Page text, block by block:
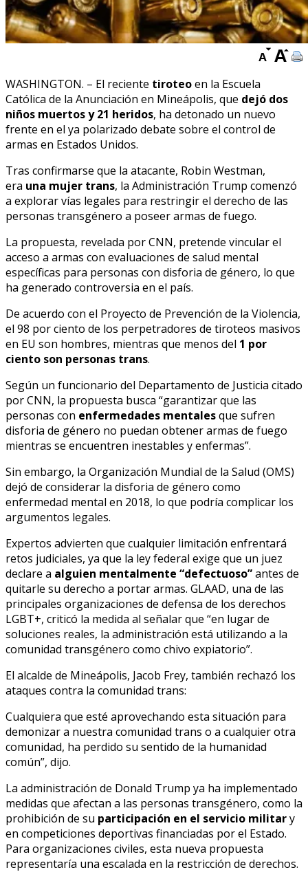
WASHINGTON. – El reciente tiroteoen la Escuela
Católica de la Anunciación en Mineápolis, que dejó dos
niños muertos y 21 heridos, ha detonado un nuevo
frente en el ya polarizado debate sobre el control de
armas en Estados Unidos.
Tras confirmarse que la atacante, Robin Westman,
era una mujer trans, la Administración Trump comenzó
a explorar vías legales para restringir el derecho de las
personas transgénero a poseer armas de fuego.
La propuesta, revelada por CNN, pretende vincular el
acceso a armas con evaluaciones de salud mental
específicas para personas con disforia de género, lo que
ha generado controversia en el país.
De acuerdo con el Proyecto de Prevención de la Violencia,
el 98 por ciento de los perpetradores de tiroteos masivos
en EU son hombres, mientras que menos del 1 por
ciento son personas trans.
Según un funcionario del Departamento de Justicia citado
por CNN, la propuesta busca “garantizar que las
personas con enfermedades mentalesque sufren
disforia de género no puedan obtener armas de fuego
mientras se encuentren inestables y enfermas”.
Sin embargo, la Organización Mundial de la Salud (OMS)
dejó de considerar la disforia de género como
enfermedad mental en 2018, lo que podría complicar los
argumentos legales.
Expertos advierten que cualquier limitación enfrentará
retos judiciales, ya que la ley federal exige que un juez
declare a alguien mentalmente “defectuoso”antes de
quitarle su derecho a portar armas. GLAAD, una de las
principales organizaciones de defensa de los derechos
LGBT+, criticó la medida al señalar que “en lugar de
soluciones reales, la administración está utilizando a la
comunidad transgénero como chivo expiatorio”.
El alcalde de Mineápolis, Jacob Frey, también rechazó los
ataques contra la comunidad trans:
Cualquiera que esté aprovechando esta situación para
demonizar a nuestra comunidad trans o a cualquier otra
comunidad, ha perdido su sentido de la humanidad
común”, dijo.
La administración de Donald Trump ya ha implementado
medidas que afectan a las personas transgénero, como la
prohibición de su participación en el servicio military
en competiciones deportivas financiadas por el Estado.
Para organizaciones civiles, esta nueva propuesta
representaría una escalada en la restricción de derechos.